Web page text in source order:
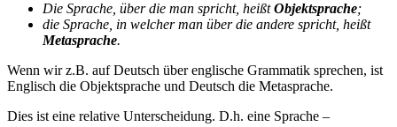
Die Sprache, über die man spricht, heißtObjektsprache;
die Sprache, in welcher man über die andere spricht, heißt
Metasprache.
Wenn wir z.B. auf Deutsch über englische Grammatik sprechen, ist
Englisch die Objektsprache und Deutsch die Metasprache.
Dies ist eine relative Unterscheidung. D.h. eine Sprache –